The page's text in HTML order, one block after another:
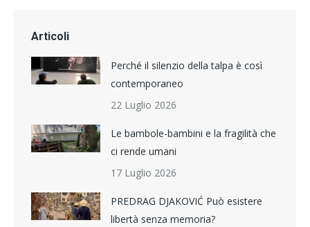
Articoli
Perché il silenzio della talpa è così
contemporaneo
22 Luglio 2026
Le bambole-bambini e la fragilità che
ci rende umani
17 Luglio 2026
PREDRAG DJAKOVIĆ Può esistere
libertà senza memoria?